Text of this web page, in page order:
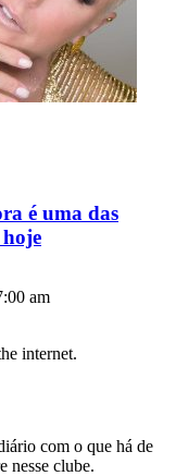
é uma das
hoje
am
internet.
com o que há de
nesse clube.